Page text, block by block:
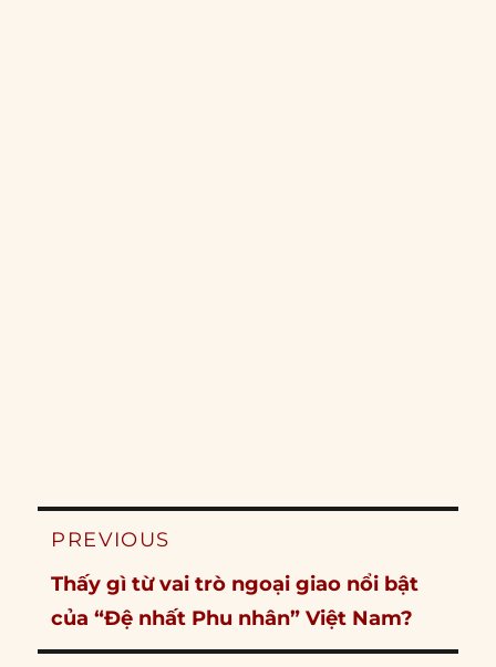
Post
PREVIOUS
Previous
post:
Thấy gì từ vai trò ngoại giao nổi bật
của “Đệ nhất Phu nhân” Việt Nam?